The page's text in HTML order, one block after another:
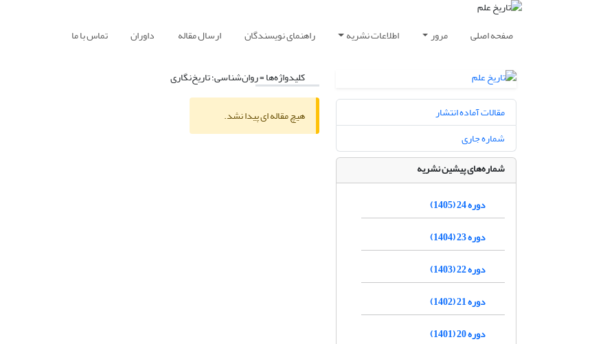
صفحه اصلی مرور اطلاعات نشریه راهنمای نویسندگان ارسال مقاله داوران تماس با ما
کلیدواژه‌ها =روان‌شناسی؛ تاریخ‌نگاری
هیچ مقاله ای پیدا نشد.
مقالات آماده انتشار
شماره جاری
شماره‌های پیشین نشریه
دوره 24 (1405)
دوره 23 (1404)
دوره 22 (1403)
دوره 21 (1402)
دوره 20 (1401)